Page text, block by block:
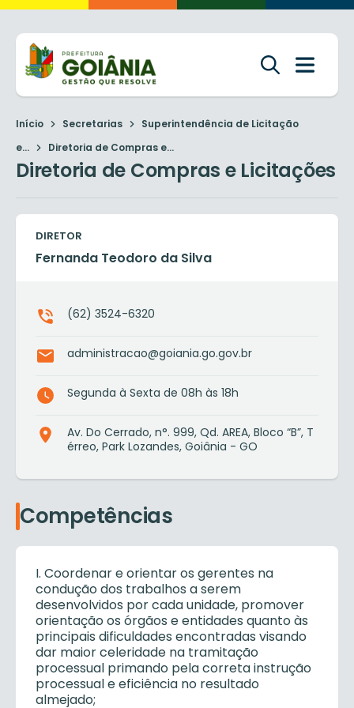
Início Secretarias
Superintendência de Licitação
e...
Diretoria de Compras e...
Diretoria de Compras e Licitações
DIRETOR
Fernanda Teodoro da Silva
(62) 3524-6320
administracao@goiania.go.gov.br
Segunda à Sexta de 08h às 18h
Av. Do Cerrado, n°. 999, Qd. AREA, Bloco “B”, T
érreo, Park Lozandes, Goiânia - GO
Competências
I. Coordenar e orientar os gerentes na
condução dos trabalhos a serem
desenvolvidos por cada unidade, promover
orientação os órgãos e entidades quanto às
principais dificuldades encontradas visando
dar maior celeridade na tramitação
processual primando pela correta instrução
processual e eficiência no resultado
almejado;